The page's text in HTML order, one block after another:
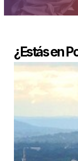
¿Estás en